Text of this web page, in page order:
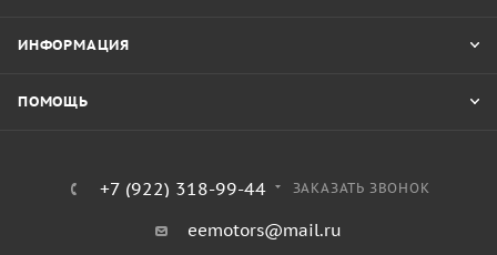
ИНФОРМАЦИЯ
ПОМОЩЬ
+7 (922) 318-99-44 ЗАКАЗАТЬ ЗВОНОК
eemotors@mail.ru